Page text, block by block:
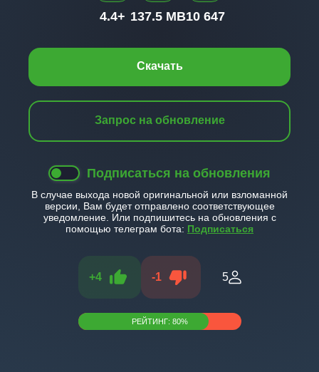
Скачать
Запрос на обновление
Подписаться на обновления
В случае выхода новой оригинальной или взломанной
версии, Вам будет отправлено соответствующее
уведомление. Или подпишитесь на обновления с
помощью телеграм бота: Подписаться
+4 -1 5
РЕЙТИНГ: 80%
4.4+ 137.5 MB10 647